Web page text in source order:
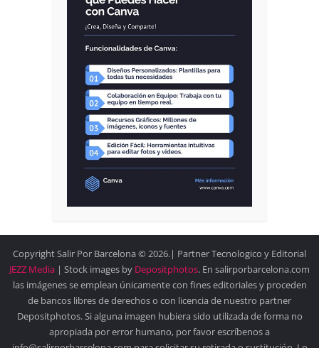
Copyright Salir Por Barcelona © 2026.| Partner Tecnologico y Editorial
JEZZ Media | Stock images by Depositphotos. En salirporbarcelona.com
las imágenes se emplean únicamente con fines editoriales y proceden
de bancos libres de derechos o con licencia de nuestro partner
Depositphotos. Si alguna imagen hubiera sido utilizada de forma no
apropiada por error humano, por favor escríbenos a